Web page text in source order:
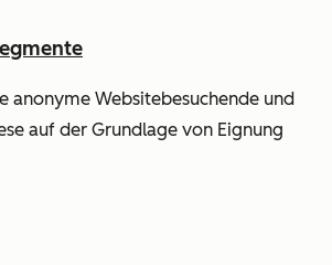
anonyme Websitebesuchende und
auf der Grundlage von Eignung